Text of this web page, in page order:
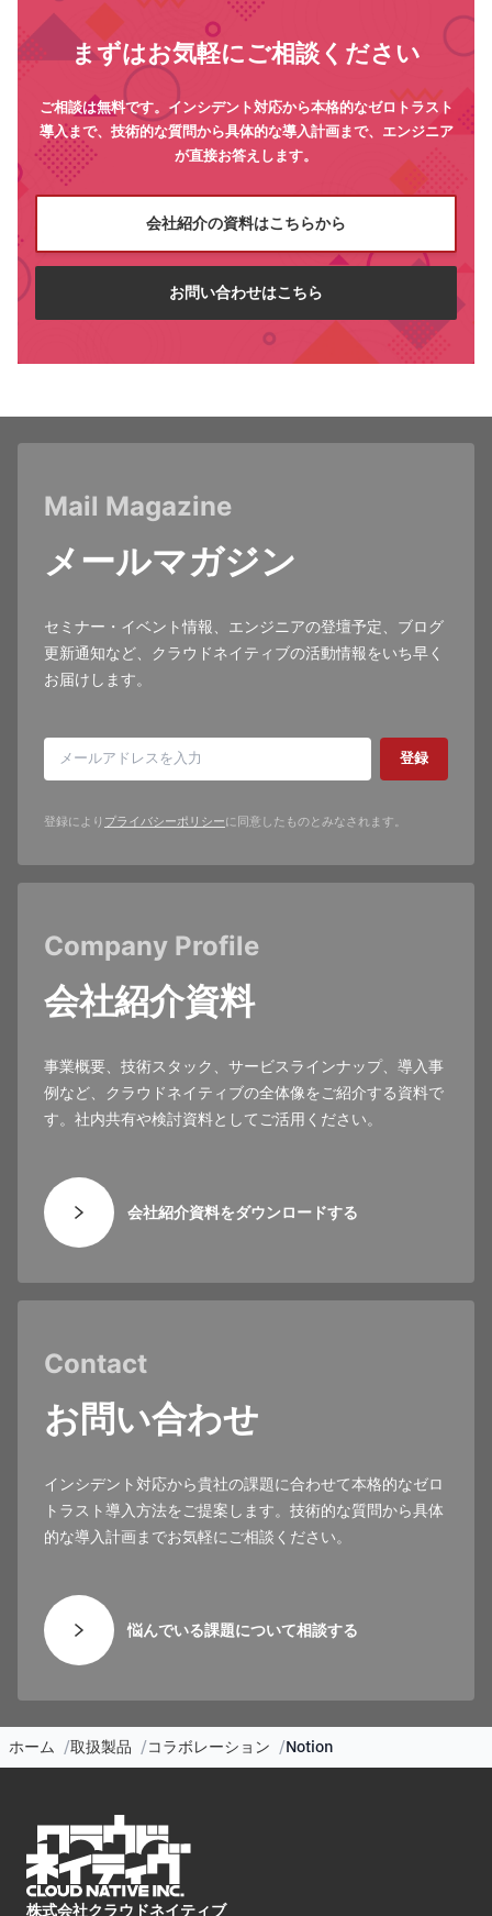
まずはお気軽にご相談ください
ご相談は無料です。インシデント対応から本格的なゼロトラスト
導入まで、技術的な質問から具体的な導入計画まで、エンジニア
が直接お答えします。
会社紹介の資料はこちらから
お問い合わせはこちら
Mail Magazine
メールマガジン
セミナー・イベント情報、エンジニアの登壇予定、ブログ
更新通知など、クラウドネイティブの活動情報をいち早く
お届けします。
登録
登録によりプライバシーポリシーに同意したものとみなされます。
Company Profile
会社紹介資料
事業概要、技術スタック、サービスラインナップ、導入事
例など、クラウドネイティブの全体像をご紹介する資料で
す。社内共有や検討資料としてご活用ください。
会社紹介資料をダウンロードする
Contact
お問い合わせ
インシデント対応から貴社の課題に合わせて本格的なゼロ
トラスト導入方法をご提案します。技術的な質問から具体
的な導入計画までお気軽にご相談ください。
悩んでいる課題について相談する
ホーム 取扱製品 コラボレーション Notion